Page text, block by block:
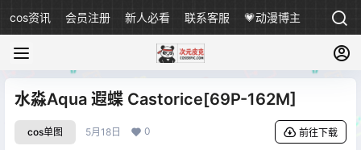
cos资讯 会员注册 新人必看 联系客服 💗动漫博主
水淼Aqua 遐蝶 Castorice[69P-162M]
cos单图 5月18日 0 前往下载